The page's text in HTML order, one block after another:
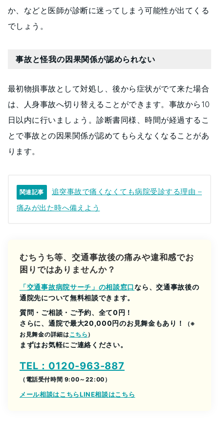
か、などと医師が診断に迷ってしまう可能性が出てくる
でしょう。
事故と怪我の因果関係が認められない
最初物損事故として対処し、後から症状がでて来た場合
は、人身事故へ切り替えることができます。事故から10
日以内に行いましょう。診断書同様、時間が経過するこ
とで事故との因果関係が認めてもらえなくなることがあ
ります。
関連記事
追突事故で痛くなくても病院受診する理由 –
痛みが出た時へ備えよう
むちうち等、交通事故後の痛みや違和感でお
困りではありませんか？
「交通事故病院サーチ」の相談窓口なら、交通事故後の
通院先について無料相談できます。
質問・ご相談・ご予約、全て0円！
さらに、通院で最大20,000円のお見舞金もあり！
（※
お見舞金の詳細はこちら ）
まずはお気軽にご連絡ください。
TEL：0120-963-887
（電話受付時間 9:00～22:00）
メール相談はこちらLINE相談はこちら